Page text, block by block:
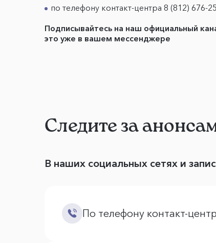
по телефону контакт-центра 8 (812) 676-
Подписывайтесь на наш официальный
это уже в вашем мессенджере
Следите за
В наших социальных сетях и
По телефону контакт-